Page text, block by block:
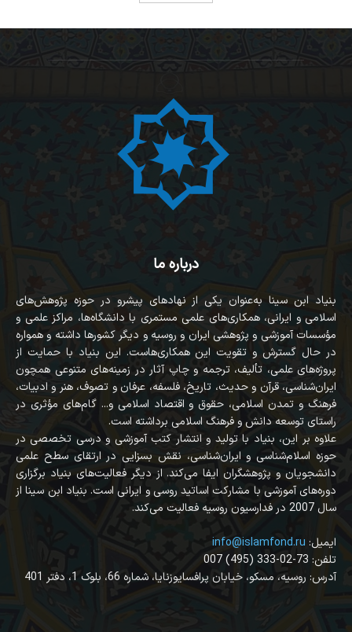
درباره ما
بنیاد ابن سینا به‌عنوان یکی از نهادهای پیشرو در حوزه پژوهش‌های
اسلامی و ایرانی، همکاری‌های علمی مستمری با دانشگاه‌ها، مراکز علمی و
مؤسسات آموزشی و پژوهشی ایران و روسیه و دیگر کشورها داشته و همواره
در حال گسترش و تقویت این همکاری‌هاست. این بنیاد با حمایت از
پروژه‌های علمی، تألیف، ترجمه و چاپ آثار در زمینه‌های متنوعی همچون
ایران‌شناسی، قرآن‌ و حدیث، تاریخ، فلسفه، عرفان و تصوف، هنر و ادبیات،
فرهنگ و تمدن اسلامی، حقوق و اقتصاد اسلامی و... گام‌های مؤثری در
راستای توسعه دانش و فرهنگ اسلامی برداشته است.
علاوه بر این، بنیاد با تولید و انتشار کتب آموزشی و درسی تخصصی در
حوزه اسلام‌شناسی و ایران‌شناسی، نقش بسزایی در ارتقای سطح علمی
دانشجویان و پژوهشگران ایفا می‌کند. از دیگر فعالیت‌های بنیاد برگزاری
دوره‌های آموزشی با مشارکت اساتید روسی و ایرانی است. بنیاد ابن سینا از
سال 2007 در فدارسیون روسیه فعالیت می‌کند.
info@islamfond.ru :ایمیل
007 (495) 333-02-73 :تلفن
آدرس: روسیه، مسکو، خیابان پرافسایوزنایا، شماره 66، بلوک 1، دفتر 401